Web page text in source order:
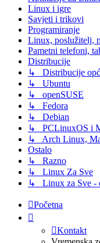
Linux i igre
Savjeti i trikovi
Programiranje
Linux, poslužitelj,
Pametni telefoni,
Distribucije
↳ Distribucije
↳ Ubuntu
↳ openSUSE
↳ Fedora
↳ Debian
↳ PCLinuxOS i
↳ Arch Linux,
Ostalo
↳ Razno
↳ Linux Za Sve
↳ Linux za Sve -
Početna
Kontakt